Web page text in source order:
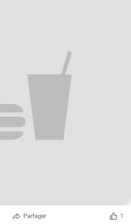
Partager 1